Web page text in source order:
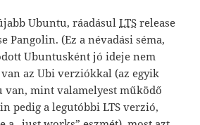
Ubuntu, ráadásulLTS release
Pangolin. (Ez a névadási séma,
Ubuntusként jó ideje nem
az Ubi verziókkal (az egyik
van, mint valamelyest működő
pedig a legutóbbi LTS verzió,